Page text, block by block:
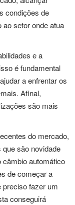
condições de
setor onde atua
e a
é fundamental
a enfrentar os
Afinal,
são mais
do mercado,
são novidade
câmbio automático
de começar a
fazer um
conseguirá